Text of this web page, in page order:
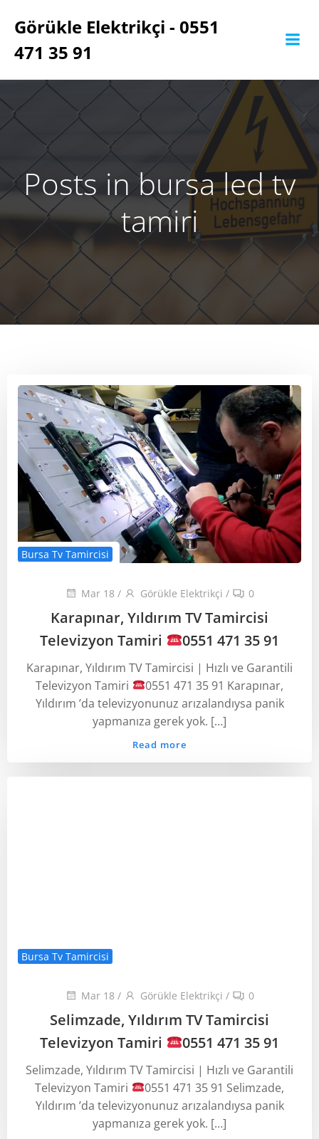
geç
Görükle Elektrikçi - 0551
471 35 91
Posts in bursa led tv
tamiri
Bursa Tv Tamircisi
Mar 18 / Görükle Elektrikçi / 0
Karapınar, Yıldırım TV Tamircisi
Televizyon Tamiri
0551 471 35 91
Karapınar, Yıldırım TV Tamircisi | Hızlı ve Garantili
Televizyon Tamiri
0551 471 35 91 Karapınar,
Yıldırım ’da televizyonunuz arızalandıysa panik
yapmanıza gerek yok. […]
Read more
Bursa Tv Tamircisi
Mar 18 / Görükle Elektrikçi / 0
Selimzade, Yıldırım TV Tamircisi
Televizyon Tamiri
0551 471 35 91
Selimzade, Yıldırım TV Tamircisi | Hızlı ve Garantili
Televizyon Tamiri
0551 471 35 91 Selimzade,
Yıldırım ’da televizyonunuz arızalandıysa panik
yapmanıza gerek yok. […]